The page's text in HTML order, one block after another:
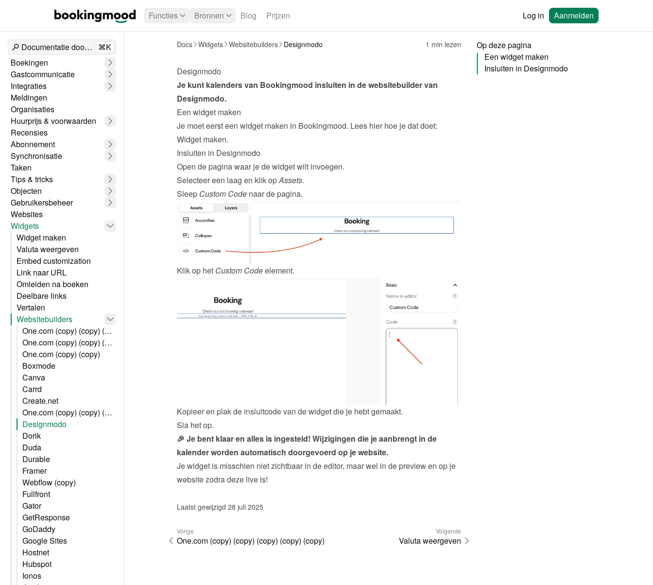
Functies Bronnen Blog Prijzen Log in Aanmelden
Documentatie doorzoeken
⌘K
Boekingen
Gastcommunicatie
Integraties
Meldingen
Organisaties
Huurprijs & voorwaarden
Recensies
Abonnement
Synchronisatie
Taken
Tips & tricks
Objecten
Gebruikersbeheer
Websites
Widgets
Widget maken
Valuta weergeven
Embed customization
Link naar URL
Omleiden na boeken
Deelbare links
Vertalen
Websitebuilders
One.com (copy) (copy) (copy) (copy)
One.com (copy) (copy) (copy) (copy)
One.com (copy) (copy)
Boxmode
Canva
Carrd
Create.net
One.com (copy) (copy) (copy) (copy) (copy)
Designmodo
Dorik
Duda
Durable
Framer
Webflow (copy)
Fullfront
Gator
GetResponse
GoDaddy
Google Sites
Hostnet
Hubspot
Ionos
Docs Widgets Websitebuilders Designmodo 1 min lezen
Designmodo
Designmodo.
Een widget maken
Widget maken.
Insluiten in Designmodo
Open de pagina waar je de widget wilt invoegen.
Selecteer een laag en klik op Assets.
Sleep Custom Code naar de pagina.
Klik op het Custom Code element.
Kopieer en plak de insluitcode van de widget die je hebt gemaakt.
Sla het op.
🎉 Je bent klaar en alles is ingesteld! Wijzigingen die je aanbrengt in de
kalender worden automatisch doorgevoerd op je website.
Je widget is misschien niet zichtbaar in de editor, maar wel in de preview en op je
website zodra deze live is!
Laatst gewijzigd 28 juli 2025
Vorige
One.com (copy) (copy) (copy) (copy) (copy)
Volgende
Valuta weergeven
Op deze pagina
Een widget maken
Insluiten in Designmodo